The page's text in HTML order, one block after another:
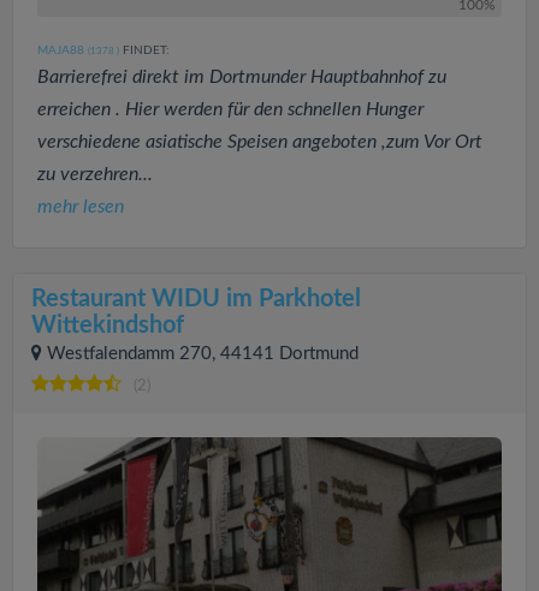
100%
MAJA88 (1378 ) FINDET:
Barrierefrei direkt im Dortmunder Hauptbahnhof zu
erreichen . Hier werden für den schnellen Hunger
verschiedene asiatische Speisen angeboten ,zum Vor Ort
zu verzehren...
mehr lesen
Restaurant WIDU im Parkhotel
Wittekindshof
Westfalendamm 270, 44141 Dortmund
(2)